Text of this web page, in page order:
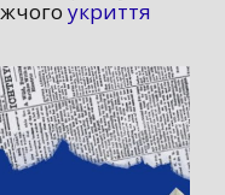
укриття